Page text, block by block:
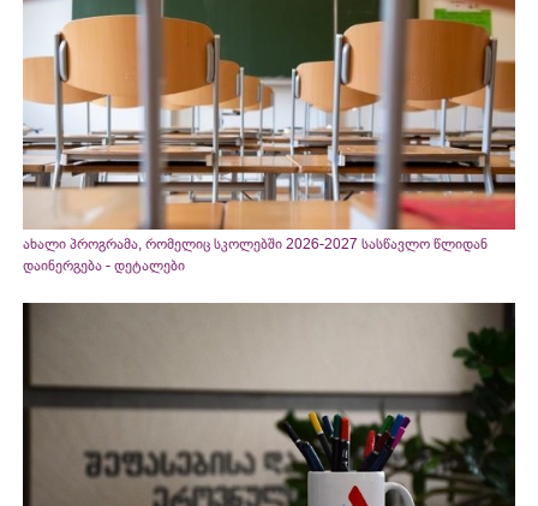
ახალი პროგრამა, რომელიც სკოლებში 2026-2027 სასწავლო წლიდან
დაინერგება - დეტალები